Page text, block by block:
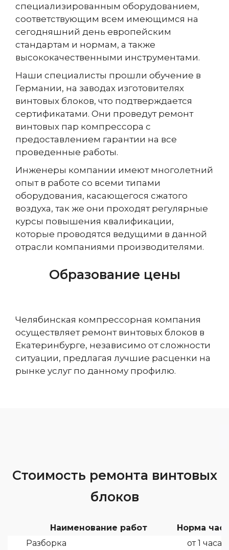
специализированным оборудованием,
соответствующим всем имеющимся на
сегодняшний день европейским
стандартам и нормам, а также
высококачественными инструментами.
Наши специалисты прошли обучение в
Германии, на заводах изготовителях
винтовых блоков, что подтверждается
сертификатами. Они проведут ремонт
винтовых пар компрессора с
предоставлением гарантии на все
проведенные работы.
Инженеры компании имеют многолетний
опыт в работе со всеми типами
оборудования, касающегося сжатого
воздуха, так же они проходят регулярные
курсы повышения квалификации,
которые проводятся ведущими в данной
отрасли компаниями производителями.
Образование цены
Челябинская компрессорная компания
осуществляет ремонт винтовых блоков в
Екатеринбурге, независимо от сложности
ситуации, предлагая лучшие расценки на
рынке услуг по данному профилю.
Стоимость ремонта винтовых
блоков
Наименование работ
Норма
Разборка
от 1 часа